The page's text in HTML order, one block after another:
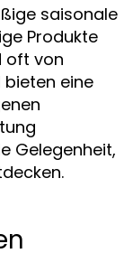
saisonale
Produkte
oft von
eine
Gelegenheit,